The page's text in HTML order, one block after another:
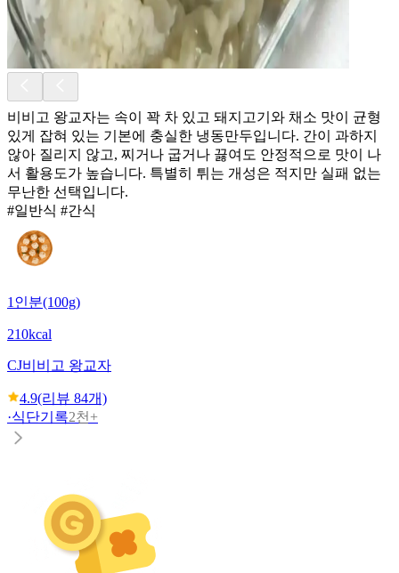
비비고 왕교자는 속이 꽉 차 있고 돼지고기와 채소 맛이 균형
있게 잡혀 있는 기본에 충실한 냉동만두입니다. 간이 과하지
않아 질리지 않고, 찌거나 굽거나 끓여도 안정적으로 맛이 나
서 활용도가 높습니다. 특별히 튀는 개성은 적지만 실패 없는
무난한 선택입니다.
#일반식 #간식
1인분(100g)
210kcal
CJ비비고 왕교자
4.9(리뷰 84개)
·식단기록2천+